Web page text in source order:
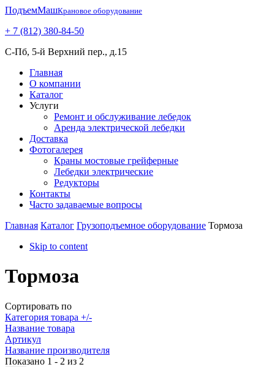
ПодъемМашКрановое оборудование
+ 7 (812) 380-84-50
С-Пб, 5-й Верхний пер., д.15
Главная
О компании
Каталог
Услуги
Ремонт и обслуживание лебедок
Аренда электрической лебедки
Доставка
Фотогалерея
Краны мостовые грейферные
Лебедки электрические
Редукторы
Контакты
Часто задаваемые вопросы
Главная Каталог Грузоподъемное оборудование Тормоза
Skip to content
Тормоза
Сортировать по
Категория товара +/-
Название товара
Артикул
Название производителя
Показано 1 - 2 из 2